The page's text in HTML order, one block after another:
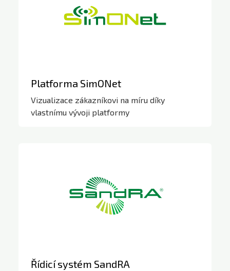
Platforma SimONet
Vizualizace zákazníkovi na míru díky
vlastnímu vývoji platformy
Řídicí systém SandRA